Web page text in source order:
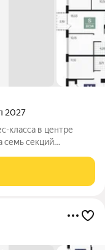
2027
от машин. С верхних